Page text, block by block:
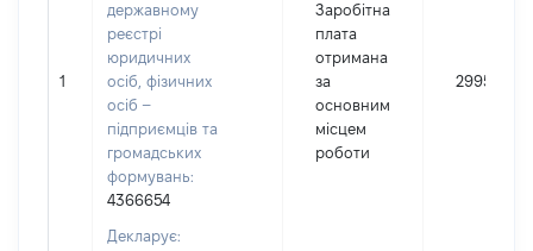
1
державному
реєстрі
юридичних
осіб, фізичних
осіб –
підприємців та
громадських
формувань:
4366654
Декларує:
Заробітна
плата
отримана
за
основним
місцем
роботи
299521